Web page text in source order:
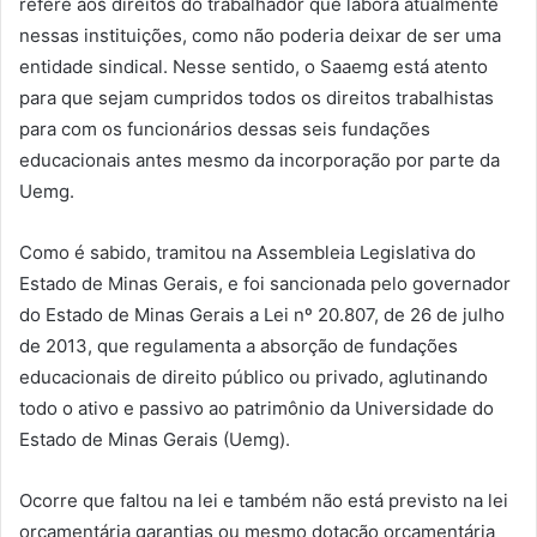
nessas instituições, como não poderia deixar de ser uma
entidade sindical. Nesse sentido, o Saaemg está atento
para que sejam cumpridos todos os direitos trabalhistas
para com os funcionários dessas seis fundações
educacionais antes mesmo da incorporação por parte da
Uemg.
Como é sabido, tramitou na Assembleia Legislativa do
Estado de Minas Gerais, e foi sancionada pelo governador
do Estado de Minas Gerais a Lei nº 20.807, de 26 de julho
de 2013, que regulamenta a absorção de fundações
educacionais de direito público ou privado, aglutinando
todo o ativo e passivo ao patrimônio da Universidade do
Estado de Minas Gerais (Uemg).
Ocorre que faltou na lei e também não está previsto na lei
orçamentária garantias ou mesmo dotação orçamentária